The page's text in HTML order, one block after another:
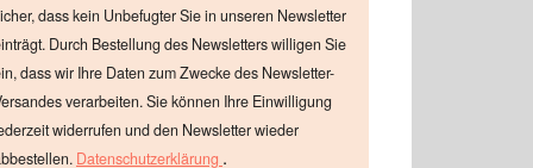
dass kein Unbefugter Sie in unseren Newsletter
Durch Bestellung des Newsletters willigen Sie
dass wir Ihre Daten zum Zwecke des Newsletter-
verarbeiten. Sie können Ihre Einwilligung
widerrufen und den Newsletter wieder
Datenschutzerklärung .